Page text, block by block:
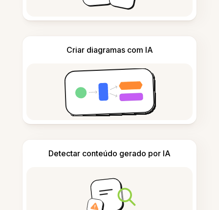
Criar diagramas com IA
Detectar conteúdo gerado por IA